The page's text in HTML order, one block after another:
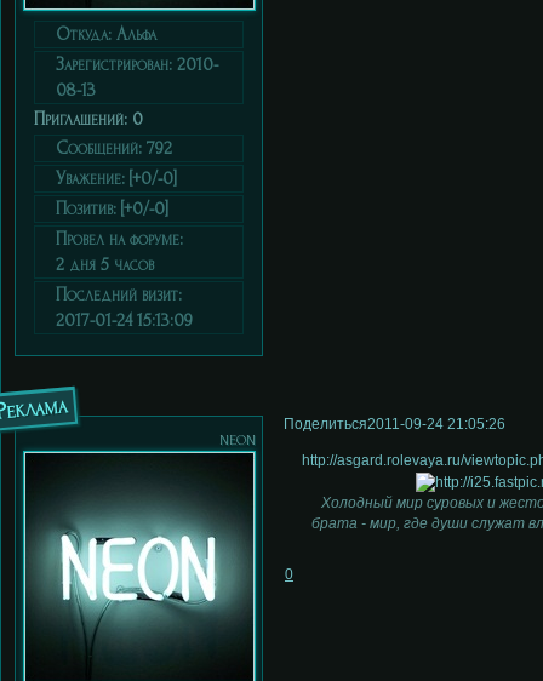
Откуда: Альфа
Зарегистрирован: 2010-
08-13
Приглашений: 0
Сообщений: 792
Уважение: [+0/-0]
Позитив: [+0/-0]
Провел на форуме:
2 дня 5 часов
Последний визит:
2017-01-24 15:13:09
Поделиться2011-09-24 21:05:26
neon
http://asgard.rolevaya.ru/
Холодный мир суровых и
брата - мир, где души служат
0